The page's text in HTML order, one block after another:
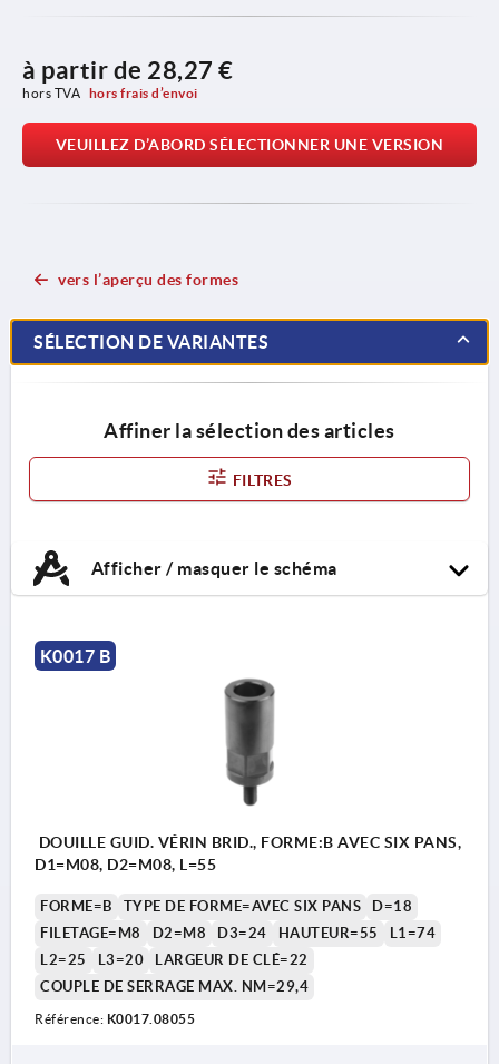
à partir de 28,27 €
hors TVA hors frais d’envoi
VEUILLEZ D’ABORD SÉLECTIONNER UNE VERSION
vers l’aperçu des formes
SÉLECTION DE VARIANTES
Affiner la sélection des articles
FILTRES
Afficher / masquer le schéma
K0017 B
DOUILLE GUID. VÉRIN BRID., FORME:B AVEC SIX PANS,
D1=M08, D2=M08, L=55
FORME=B TYPE DE FORME=AVEC SIX PANS
D=18
FILETAGE=M8
D2=M8 D3=24 HAUTEUR=55
L1=74
L2=25
L3=20
LARGEUR DE CLÉ=22
COUPLE DE SERRAGE MAX. NM=29,4
Référence: K0017.08055